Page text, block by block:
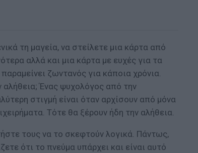
τη μαγεία, να στείλετε μια κάρτα από
αλλά και μια κάρτα με ευχές για τα
ζωντανός για κάποια χρόνια.
αλήθεια; Ένας ψυχολόγος από την
στιγμή είναι όταν αρχίσουν από μόνα
Τότε θα ξέρουν ήδη την αλήθεια.
τους να το σκεφτούν λογικά. Πάντως,
ότι το πνεύμα υπάρχει και είναι αυτό